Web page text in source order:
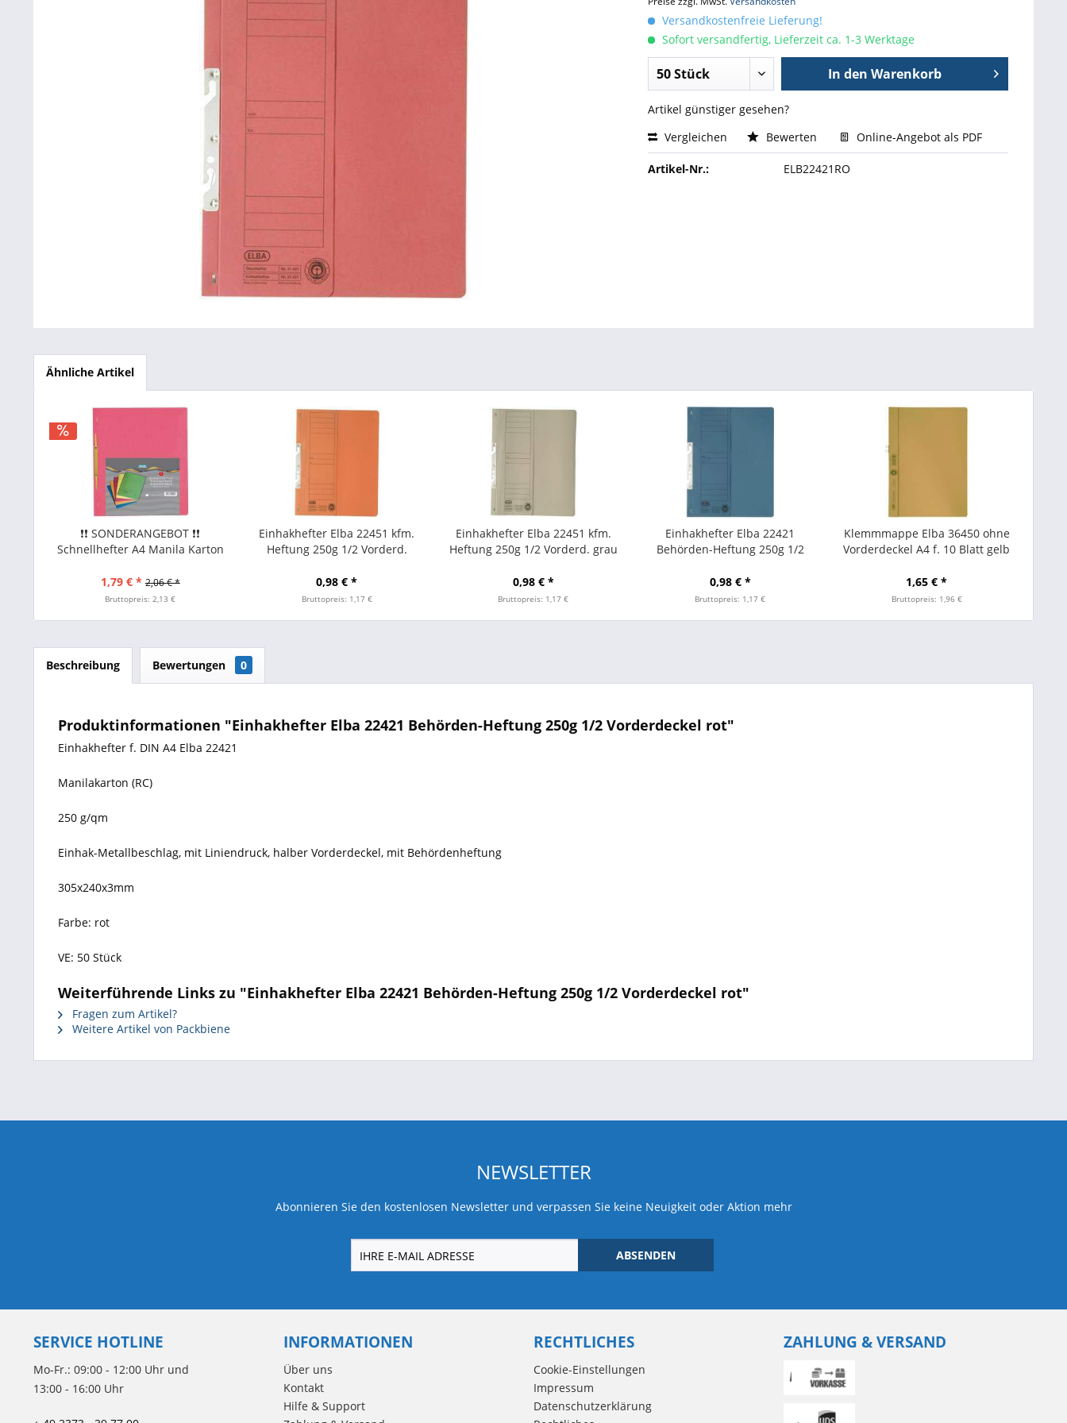
Betriebsausstattung & Lagerausstattung
Tragetaschen & Geschenkverpackungen
Versandkostenfreie Lieferung!
Sofort versandfertig, Lieferzeit ca. 1-3 Werktage
In den Warenkorb
Artikel günstiger gesehen?
Vergleichen
Bewerten Online-Angebot als PDF
Artikel-Nr.: ELB22421RO
Ähnliche Artikel
❗❗ SONDERANGEBOT ❗❗
Schnellhefter A4 Manila Karton
Toppoint 5erPack
1,79 € * 2,06 € *
Bruttopreis: 2,13 €
Einhakhefter Elba 22451 kfm.
Heftung 250g 1/2 Vorderd.
0,98 € *
Bruttopreis: 1,17 €
Einhakhefter Elba 22451 kfm.
Heftung 250g 1/2 Vorderd. grau
0,98 € *
Bruttopreis: 1,17 €
Einhakhefter Elba 22421
Behörden-Heftung 250g 1/2
0,98 € *
Bruttopreis: 1,17 €
Klemmmappe Elba 36450 ohne
Vorderdeckel A4 f. 10 Blatt gelb
1,65 € *
Bruttopreis: 1,96 €
Beschreibung Bewertungen 0
Produktinformationen "Einhakhefter Elba 22421 Behörden-Heftung 250g 1/2 Vorderdeckel rot"
Einhakhefter f. DIN A4 Elba 22421
Manilakarton (RC)
250 g/qm
Einhak-Metallbeschlag, mit Liniendruck, halber Vorderdeckel, mit Behördenheftung
305x240x3mm
Farbe: rot
VE: 50 Stück
Weiterführende Links zu "Einhakhefter Elba 22421 Behörden-Heftung 250g 1/2 Vorderdeckel rot"
Fragen zum Artikel?
Weitere Artikel von Packbiene
NEWSLETTER
Abonnieren Sie den kostenlosen Newsletter und verpassen Sie keine Neuigkeit oder Aktion mehr
ABSENDEN
SERVICE HOTLINE
Mo-Fr.: 09:00 - 12:00 Uhr und
13:00 - 16:00 Uhr
INFORMATIONEN
Über uns
Kontakt
Hilfe & Support
RECHTLICHES
Cookie-Einstellungen
Impressum
Datenschutzerklärung
ZAHLUNG & VERSAND